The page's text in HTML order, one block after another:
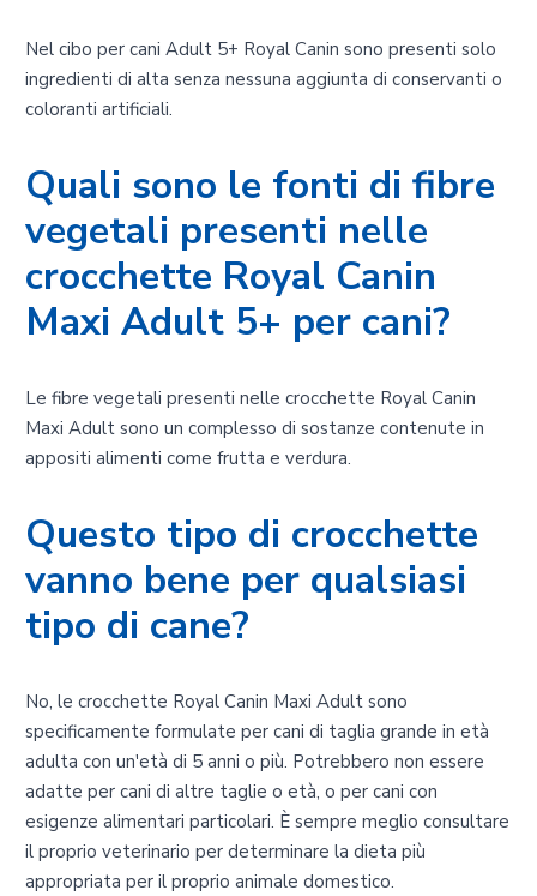
Nel cibo per cani Adult 5+ Royal Canin sono presenti solo
ingredienti di alta senza nessuna aggiunta di conservanti o
coloranti artificiali.
Quali sono le fonti di fibre
vegetali presenti nelle
crocchette Royal Canin
Maxi Adult 5+ per cani?
Le fibre vegetali presenti nelle crocchette Royal Canin
Maxi Adult sono un complesso di sostanze contenute in
appositi alimenti come frutta e verdura.
Questo tipo di crocchette
vanno bene per qualsiasi
tipo di cane?
No, le crocchette Royal Canin Maxi Adult sono
specificamente formulate per cani di taglia grande in età
adulta con un'età di 5 anni o più. Potrebbero non essere
adatte per cani di altre taglie o età, o per cani con
esigenze alimentari particolari. È sempre meglio consultare
il proprio veterinario per determinare la dieta più
appropriata per il proprio animale domestico.